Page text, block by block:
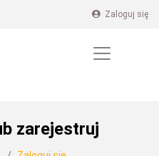
Zaloguj się
zarejestruj